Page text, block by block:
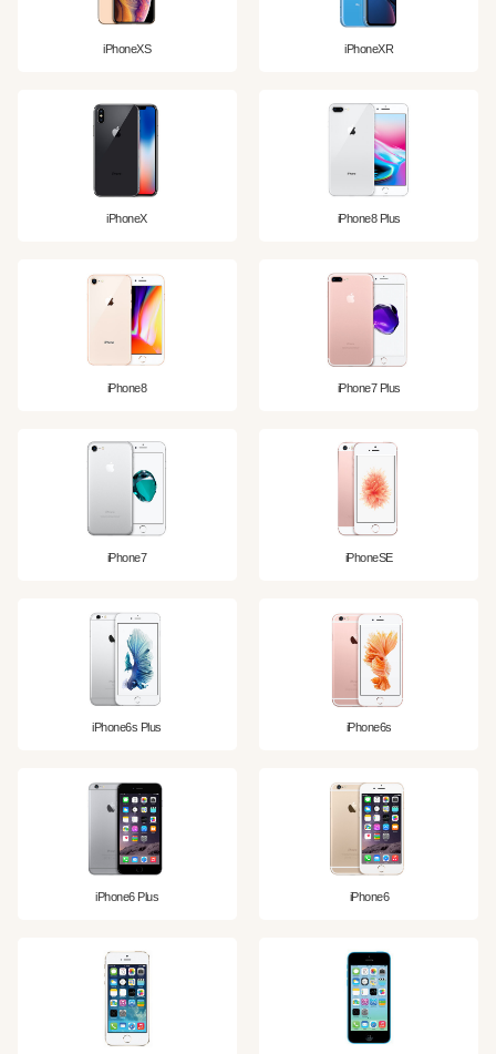
iPhoneXS iPhoneXR
iPhoneX iPhone8 Plus
iPhone8 iPhone7 Plus
iPhone7 iPhoneSE
iPhone6s Plus iPhone6s
iPhone6 Plus iPhone6